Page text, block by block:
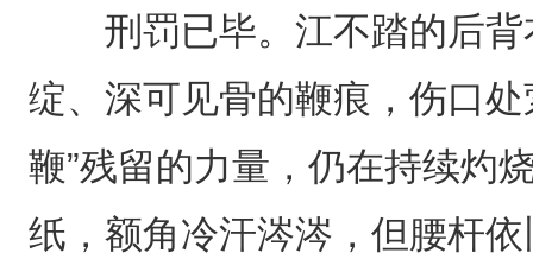
刑罚已毕。江不踏的后背
绽、深可见骨的鞭痕，伤口
鞭”残留的力量，仍在持续灼
纸，额角冷汗涔涔，但腰杆